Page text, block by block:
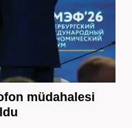
müdahalesi